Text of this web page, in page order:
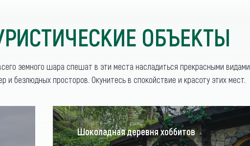
ОБЪЕКТЫ
земного шара спешат в эти места насладиться прекрасными видами
и безлюдных просторов. Окунитесь в спокойствие и красоту этих мест.
Шоколадная деревня хоббитов